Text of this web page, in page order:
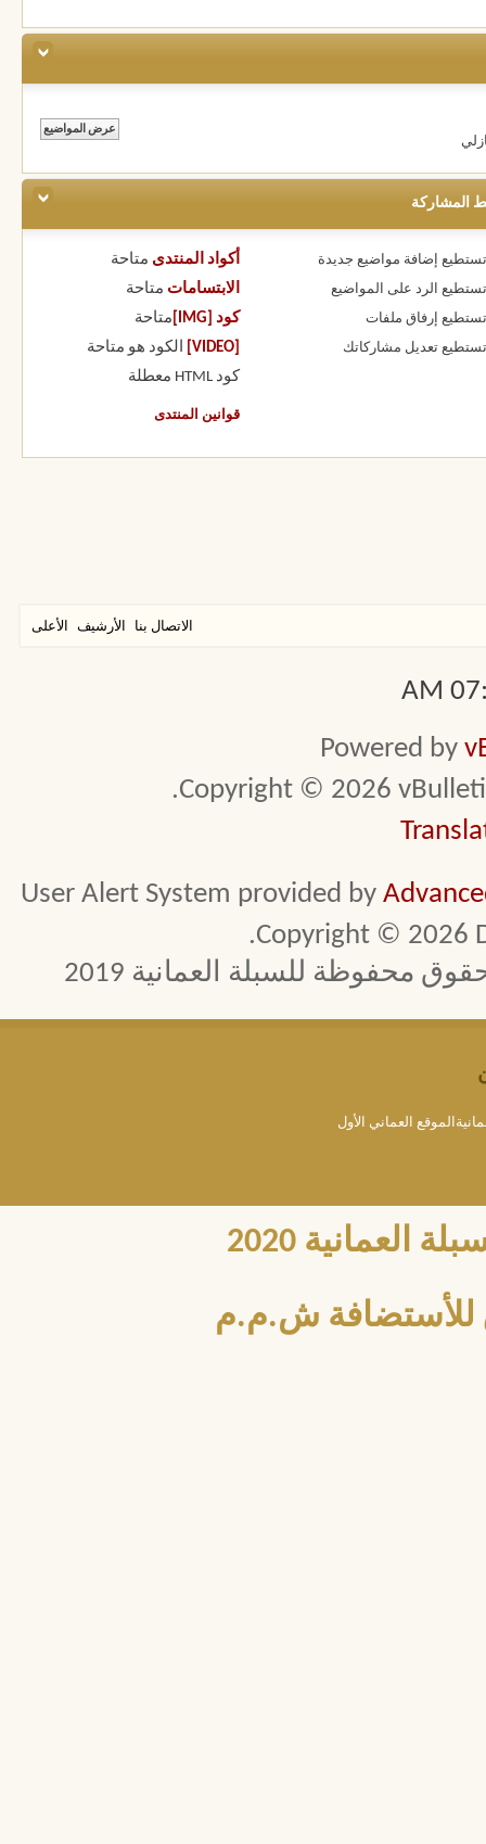
المشاركة
تستطيع إضافة مواضيع جديدة
تستطيع الرد على المواضيع
تستطيع إرفاق ملفات
تستطيع تعديل مشاركاتك
أكواد المنتدى متاحة
الابتسامات متاحة
كود [IMG]
متاحة
الكود هو متاحة
كود HTML
معطلة
قوانين المنتدى
الاتصال بنا الأرشيف الأعلى
Powered by
Copyright © 2026
User Alert System provided by
Copyright © 2026
محفوظة للسبلة العمانية 2019
العماني الأول
2020
للأستضافة ش.م.م